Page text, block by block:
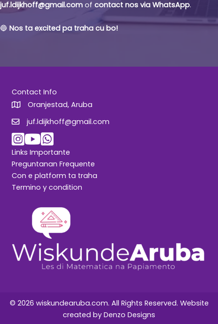
juf.ldijkhoff@gmail.com of contact nos via WhatsApp.
🔵 Nos ta excited pa traha cu bo!
Contact Info
Oranjestad, Aruba
juf.ldijkhoff@gmail.com
juf.ldijkhoff@gmail.com
Links Importante
Preguntanan Frequente
Con e platform ta traha
Termino y condition
© 2026 wiskundearuba.com. All Rights Reserved. Website
created by Denzo Designs